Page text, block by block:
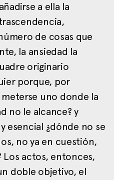
a ella la
de cosas que
la ansiedad la
originario
porque, por
uno donde la
no le alcance? y
esencial ¿dónde no se
no ya en cuestión,
Los actos, entonces,
doble objetivo, el